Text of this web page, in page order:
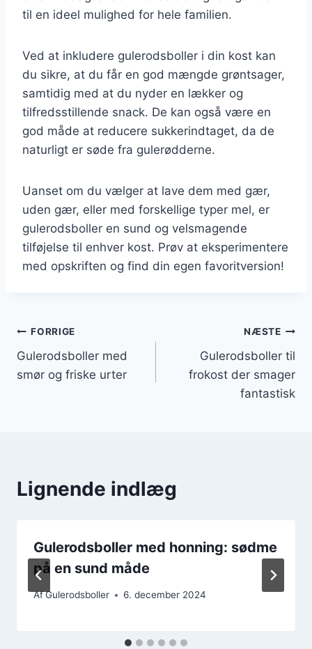
til en ideel mulighed for hele familien.
Ved at inkludere gulerodsboller i din kost kan
du sikre, at du får en god mængde grøntsager,
samtidig med at du nyder en lækker og
tilfredsstillende snack. De kan også være en
god måde at reducere sukkerindtaget, da de
naturligt er søde fra gulerødderne.
Uanset om du vælger at lave dem med gær,
uden gær, eller med forskellige typer mel, er
gulerodsboller en sund og velsmagende
tilføjelse til enhver kost. Prøv at eksperimentere
med opskriften og find din egen favoritversion!
Indlægsnavigation
FORRIGE
Gulerodsboller med
smør og friske urter
NÆSTE
Gulerodsboller til
frokost der smager
fantastisk
Lignende indlæg
Gulerodsboller med honning: sødme
på en sund måde
AfGulerodsboller 6. december 2024